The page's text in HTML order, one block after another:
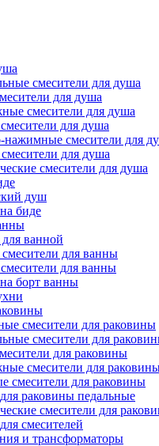
смесители для душа
для душа
смесители для душа
для душа
смесители для
для душа
смесители для душа
душ
биде
ванной
для ванны
для ванны
борт ванны
смесители для раковины
смесители для
для раковины
смесители для
смесители для раковины
раковины педальные
смесители для
смесителей
и трансформаторы